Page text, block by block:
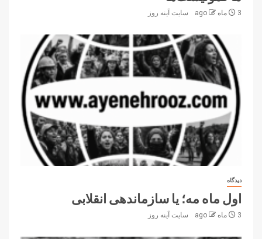
3 ماه ago سایت آینه‌ روز
دیدگاه
اول ماه مه؛ یا سازماندهی انقلابی
3 ماه ago سایت آینه‌ روز